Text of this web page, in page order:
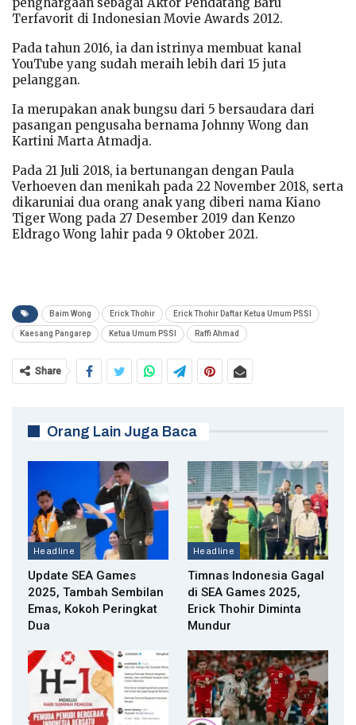
Terfavorit di Indonesian Movie Awards 2012.
Pada tahun 2016, ia dan istrinya membuat kanal
YouTube yang sudah meraih lebih dari 15 juta
pelanggan.
Ia merupakan anak bungsu dari 5 bersaudara dari
pasangan pengusaha bernama Johnny Wong dan
Kartini Marta Atmadja.
Pada 21 Juli 2018, ia bertunangan dengan Paula
Verhoeven dan menikah pada 22 November 2018, serta
dikaruniai dua orang anak yang diberi nama Kiano
Tiger Wong pada 27 Desember 2019 dan Kenzo
Eldrago Wong lahir pada 9 Oktober 2021.
Baim Wong Erick Thohir Erick Thohir Daftar Ketua Umum PSSI
Kaesang Pangarep Ketua Umum PSSI Raffi Ahmad
Share
Orang Lain Juga Baca
Headline
Update SEA Games
2025, Tambah Sembilan
Emas, Kokoh Peringkat
Dua
Headline
Timnas Indonesia Gagal
di SEA Games 2025,
Erick Thohir Diminta
Mundur